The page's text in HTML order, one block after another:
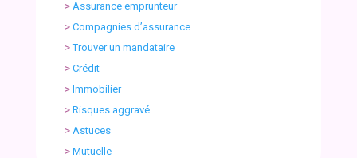
> Assurance emprunteur
> Compagnies d’assurance
>Trouver un mandataire
> Crédit
> Immobilier
> Risques aggravé
> Astuces
> Mutuelle